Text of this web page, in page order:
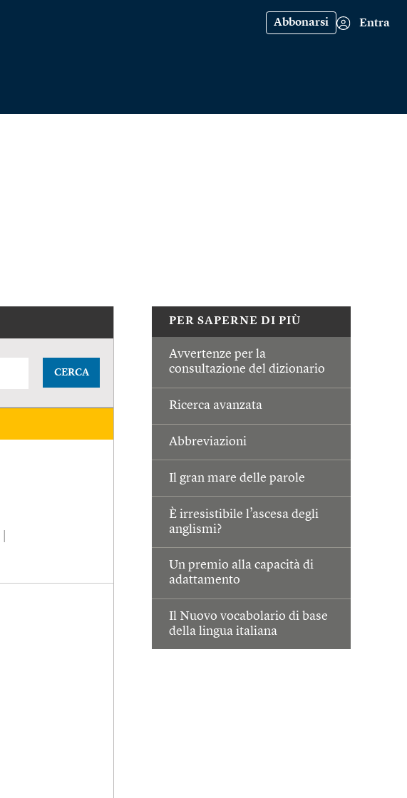
Abbonarsi Entra
PER SAPERNE DI PIÙ
Avvertenze per la
consultazione del dizionario
Ricerca avanzata
Abbreviazioni
Il gran mare delle parole
È irresistibile l’ascesa degli
anglismi?
Un premio alla capacità di
adattamento
Il Nuovo vocabolario di base
della lingua italiana
CERCA